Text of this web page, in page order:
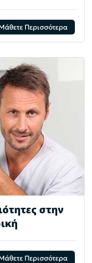
Περισσότερα
στην
Περισσότερα